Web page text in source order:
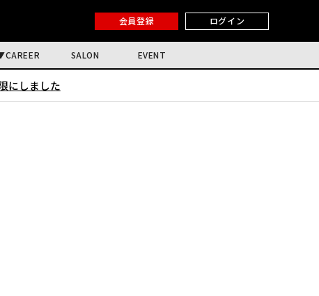
会員登録 ログイン
CAREER SALON EVENT
にしました